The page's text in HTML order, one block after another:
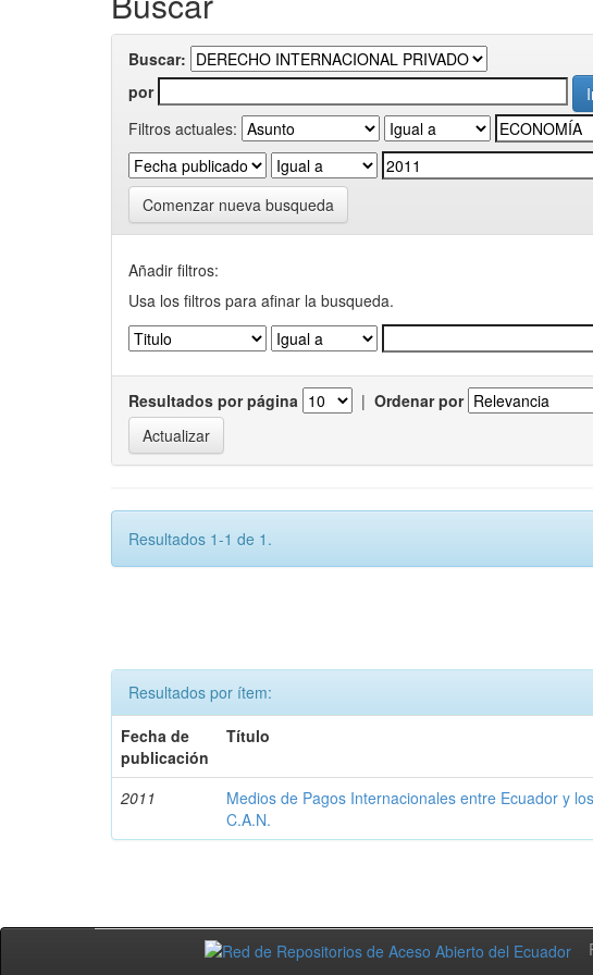
Buscar:
por
Filtros actuales:
Comenzar nueva busqueda
Añadir filtros:
Usa los filtros para afinar la busqueda.
Resultados por página | Ordenar por
Resultados 1-1 de 1.
Resultados por ítem:
Fecha de
publicación
Título
2011
Medios de Pagos Internacionales entre Ecuador y
C.A.N.